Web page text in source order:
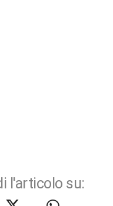
l'articolo su: